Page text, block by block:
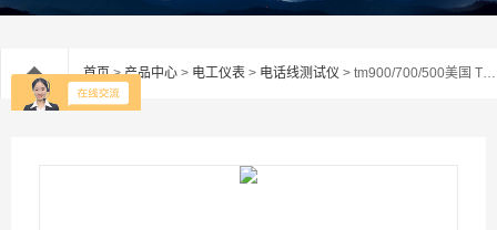
首页>产品中心 > 电工仪表 > 电话线测试仪 > tm900/700/500美国 TESCOM TM900/700/500 电话测试仪